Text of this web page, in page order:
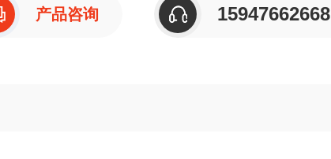
产品咨询 15947662668